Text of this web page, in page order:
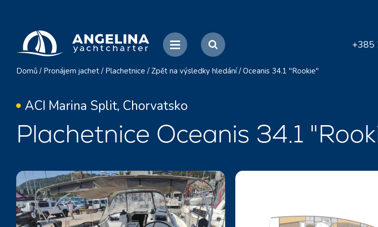
+385
Domů / Pronájem jachet / Plachetnice / Zpět na výsledky hledání / Oceanis 34.1 "Rookie"
ACI Marina Split, Chorvatsko
Plachetnice Oceanis 34.1